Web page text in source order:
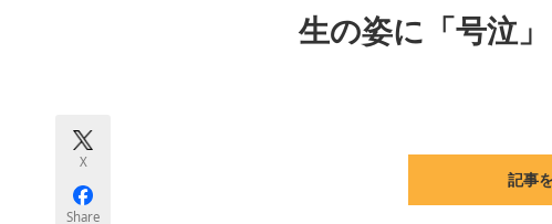
生の姿に「号泣
X
Share
記事